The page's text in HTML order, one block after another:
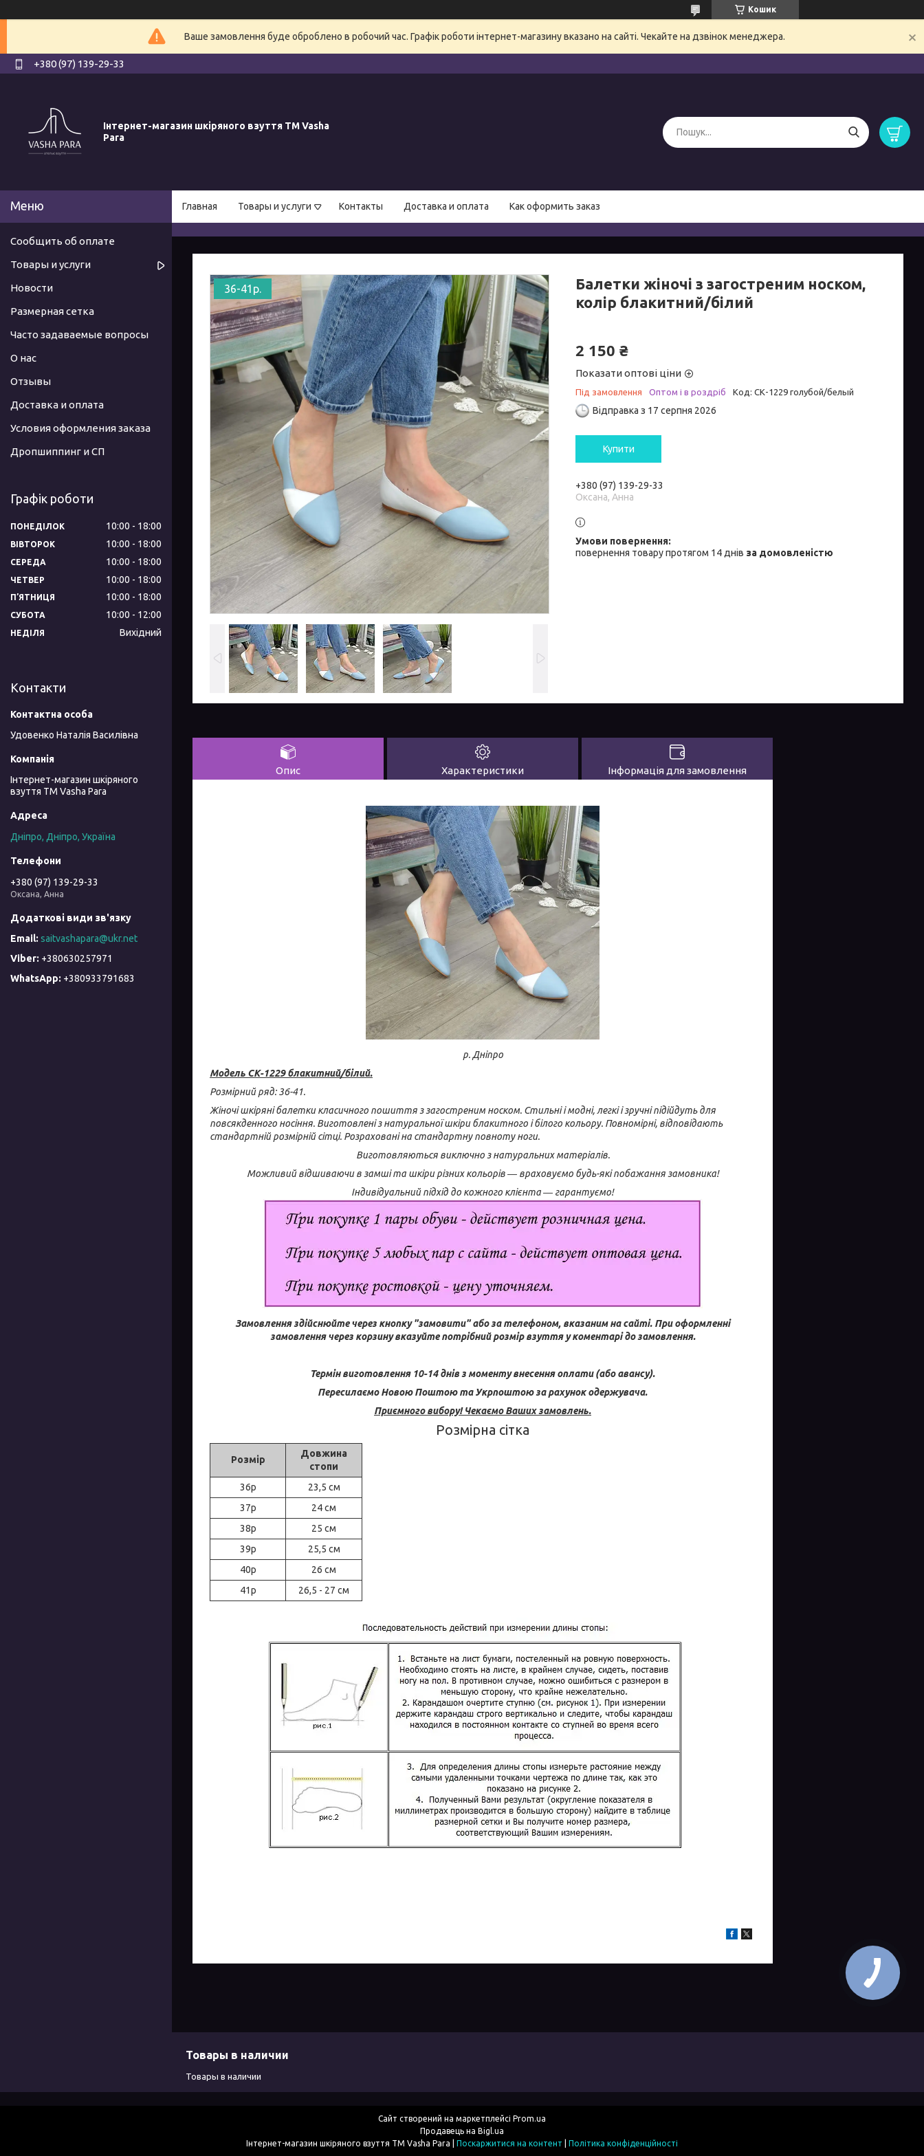
Кошик
Ваше замовлення буде оброблено в робочий час. Графік роботи інтернет-магазину вказано на сайті. Чекайте на дзвінок менеджера.
+380 (97) 139-29-33
Інтернет-магазин шкіряного взуття ТМ Vasha
Para
Главная Товары и услуги Контакты Доставка и оплата Как оформить заказ
36-41р.
Балетки жіночі з загостреним носком,
колір блакитний/білий
2 150 ₴
Показати оптові ціни
Під замовлення Оптом і в роздріб Код: СК-1229 голубой/белый
Відправка з 17 серпня 2026
Купити
+380 (97) 139-29-33
Оксана, Анна
повернення товару протягом 14 днів за домовленістю
Опис Характеристики Інформація для замовлення
р. Дніпро
Модель СК-1229 блакитний/білий.
Розмірний ряд: 36-41.
Жіночі шкіряні балетки класичного пошиття з загостреним носком. Стильні і модні, легкі і зручні підійдуть для
повсякденного носіння. Виготовлені з натуральної шкіри блакитного і білого кольору. Повномірні, відповідають
стандартній розмірній сітці. Розраховані на стандартну повноту ноги.
Виготовляються виключно з натуральних матеріалів.
Можливий відшиваючи в замші та шкіри різних кольорів ― враховуємо будь-які побажання замовника!
Індивідуальний підхід до кожного клієнта ― гарантуємо!
Замовлення здійснюйте через кнопку "замовити" або за телефоном, вказаним на сайті. При оформленні
замовлення через корзину вказуйте потрібний розмір взуття у коментарі до замовлення.
Термін виготовлення 10-14 днів з моменту внесення оплати (або авансу).
Пересилаємо Новою Поштою та Укрпоштою за рахунок одержувача.
Приємного вибору! Чекаємо Ваших замовлень.
Розмірна сітка
Розмір
Довжина
стопи
36р
23,5 см
37р
24 см
38р
25 см
39р
25,5 см
40р
26 см
41р
26,5 - 27 см
Сообщить об оплате
Товары и услуги
Новости
Размерная сетка
Часто задаваемые вопросы
О нас
Отзывы
Доставка и оплата
Условия оформления заказа
Дропшиппинг и СП
Графік роботи
ПОНЕДІЛОК 10:00 18:00
ВІВТОРОК 10:00 18:00
СЕРЕДА 10:00 18:00
ЧЕТВЕР 10:00 18:00
ПʼЯТНИЦЯ 10:00 18:00
СУБОТА 10:00 12:00
НЕДІЛЯ Вихідний
Контакти
Удовенко Наталія Василівна
Інтернет-магазин шкіряного
взуття ТМ Vasha Para
Дніпро, Дніпро, Україна
+380 (97) 139-29-33
Оксана, Анна
saitvashapara@ukr.net
+380630257971
+380933791683
Товары в наличии
Товары в наличии
Сайт створений на маркетплейсі Prom.ua
Продавець на Bigl.ua
Поскаржитися на контент Політика конфіденційності